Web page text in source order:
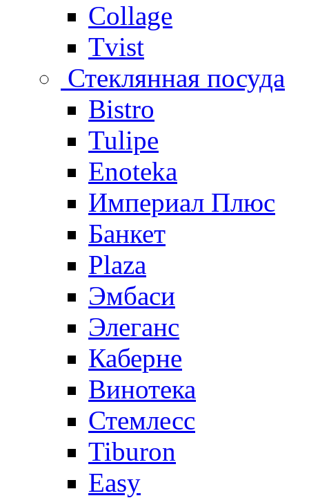
Collage
Tvist
Стеклянная посуда
Bistro
Tulipe
Enoteka
Империал Плюс
Банкет
Plaza
Эмбаси
Элеганс
Каберне
Винотека
Стемлесс
Tiburon
Easy